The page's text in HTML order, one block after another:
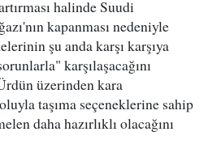
halinde Suudi
kapanması nedeniyle
şu anda karşı karşıya
karşılaşacağını
üzerinden kara
taşıma seçeneklerine sahip
daha hazırlıklı olacağını